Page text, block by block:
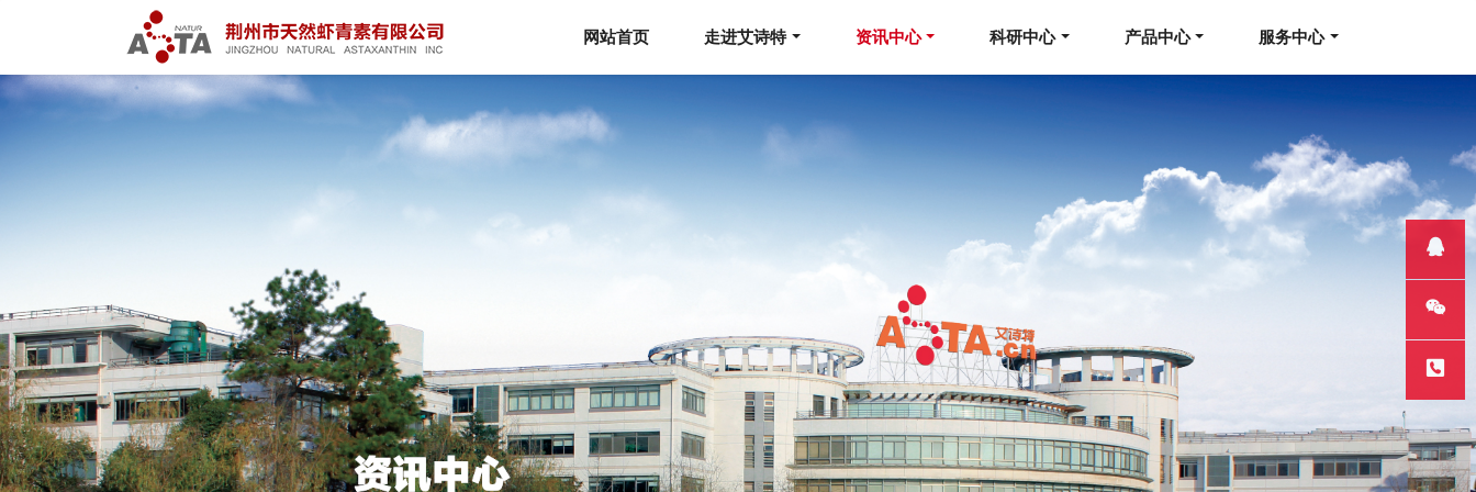
网站首页 走进艾诗特 资讯中心 科研中心 产品中心 服务中心
QQ客服
微信
热线